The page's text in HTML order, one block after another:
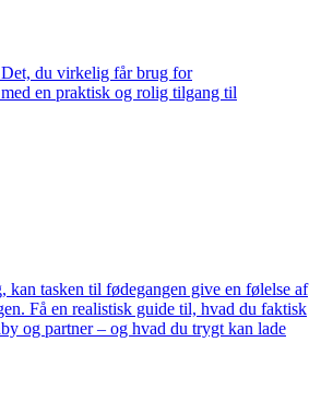
du virkelig får brug for
en praktisk og rolig tilgang til
kan tasken til fødegangen give en følelse af
Få en realistisk guide til, hvad du faktisk
og partner – og hvad du trygt kan lade